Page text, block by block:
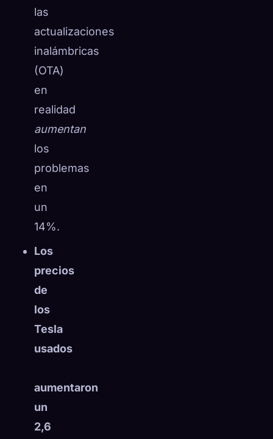
las
actualizaciones
inalámbricas
(OTA)
en
realidad
aumentan
los
problemas
en
un
14%.
Los
precios
de
los
Tesla
usados
aumentaron
un
2,6